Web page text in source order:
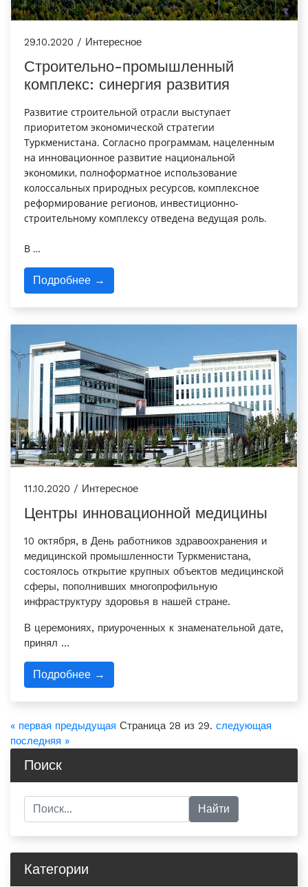
29.10.2020 / Интересное
Строительно-промышленный
комплекс: синергия развития
Развитие строительной отрасли выступает
приоритетом экономической стратегии
Туркменистана. Согласно программам, нацеленным
на инновационное развитие национальной
экономики, полноформатное использование
колоссальных природных ресурсов, комплексное
реформирование регионов, инвестиционно-
строительному комплексу отведена ведущая роль.
В …
Подробнее →
11.10.2020 / Интересное
Центры инновационной медицины
10 октября, в День работников здравоохранения и
медицинской промышленности Туркменистана,
состоялось открытие крупных объектов медицинской
сферы, пополнивших многопрофильную
инфраструктуру здоровья в нашей стране.
В церемониях, приуроченных к знаменательной дате,
принял …
Подробнее →
« первая предыдущая Страница 28 из 29. следующая
последняя »
Поиск
Категории